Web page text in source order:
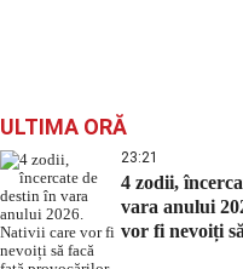
ULTIMA ORĂ
23:21
4 zodii,
vara anului
vor fi nevoiți